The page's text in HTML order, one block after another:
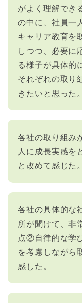
がよく理解でき
の中に、社員一
キャリア教育を
しつつ、必要に
る様子が具体的
それぞれの取り
きたいと思った。
各社の取り組み
人に成長実感を
と改めて感じた。
各社の具体的な
所が聞けて、非
点②自律的な学
を考慮しながら
感した。